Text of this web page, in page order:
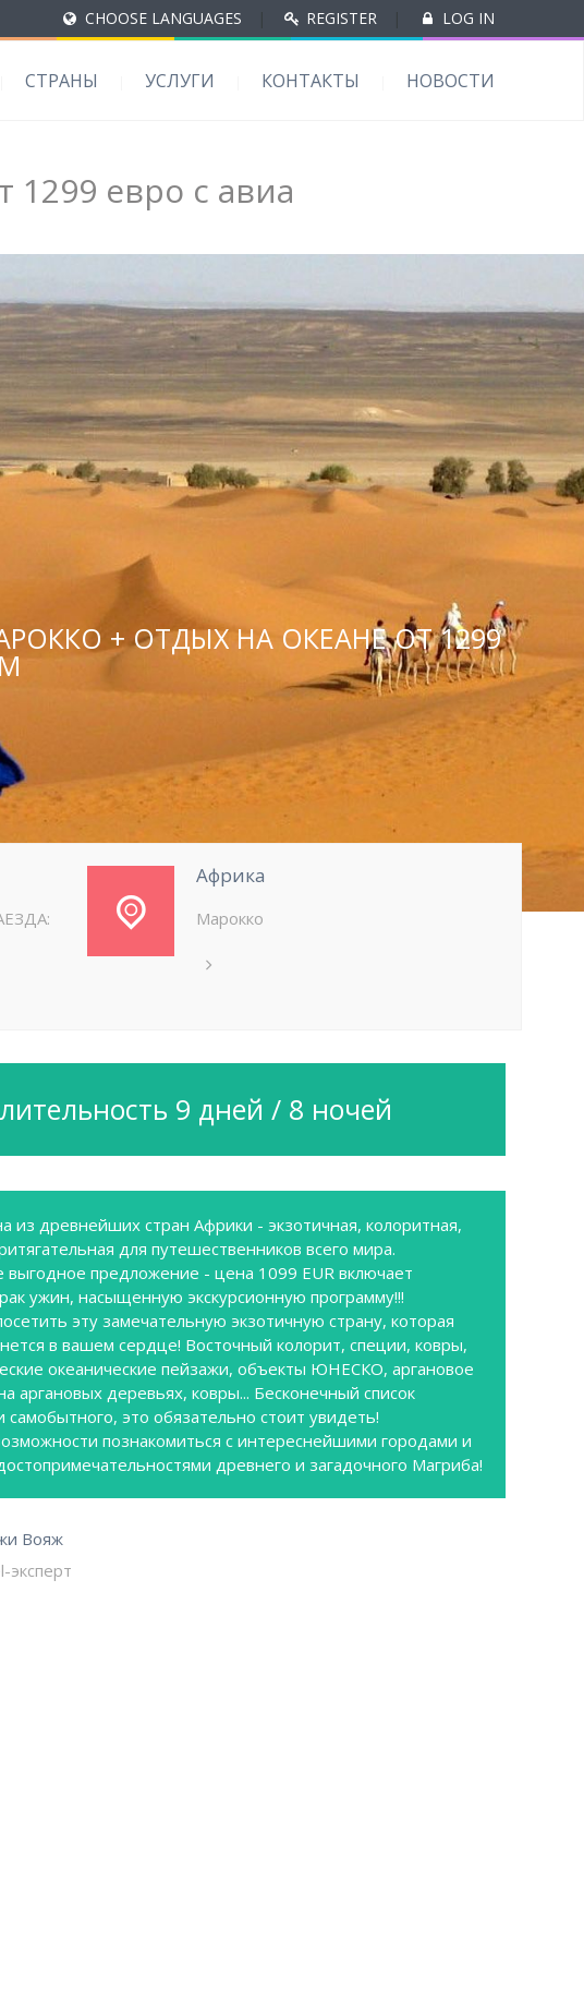
CHOOSE LANGUAGES REGISTER LOG IN
СТРАНЫ УСЛУГИ КОНТАКТЫ НОВОСТИ
1299 евро с авиа
+ ОТДЫХ НА ОКЕАНЕ ОТ 1299
Африка
Марокко
9 дней / 8 ночей
из древнейших стран Африки - экзотичная, колоритная,
для путешественников всего мира.
предложение - цена 1099 EUR включает
ужин, насыщенную экскурсионную программу!!!
эту замечательную экзотичную страну, которая
в вашем сердце! Восточный колорит, специи, ковры,
океанические пейзажи, объекты ЮНЕСКО, аргановое
аргановых деревьях, ковры... Бесконечный список
самобытного, это обязательно стоит увидеть!
познакомиться с интереснейшими городами и
древнего и загадочного Магриба!
Вояж
эксперт